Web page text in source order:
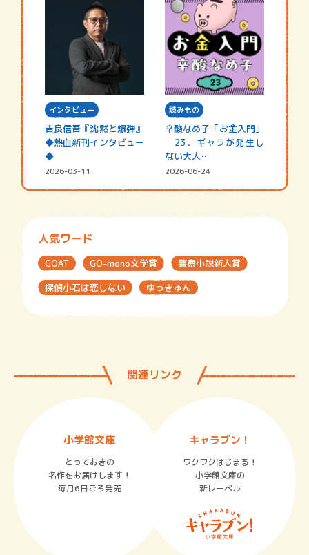
インタビュー
吉良信吾『沈黙と爆弾』
◆熱血新刊インタビュー
◆
2026-03-11
読みもの
辛酸なめ子「お金入門」
23．ギャラが発生し
ない大人…
2026-06-24
人気ワード
GOAT GO-mono文学賞
警察小説新人賞
探偵小石は恋しない
ゆっきゅん
関連リンク
小学館文庫
とっておきの
名作をお届けします！
毎月6日ごろ発売
キャラブン！
ワクワクはじまる！
小学館文庫の
新レーベル